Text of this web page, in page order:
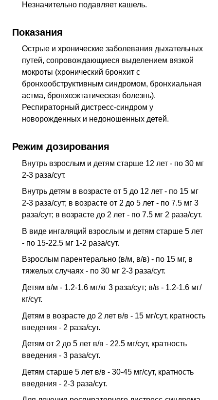
Незначительно подавляет кашель.
Показания
Острые и хронические заболевания дыхательных
путей, сопровождающиеся выделением вязкой
мокроты (хронический бронхит с
бронхообструктивным синдромом, бронхиальная
астма, бронхоэктатическая болезнь).
Респираторный дистресс-синдром у
новорожденных и недоношенных детей.
Режим дозирования
Внутрь взрослым и детям старше 12 лет - по 30 мг
2-3 раза/сут.
Внутрь детям в возрасте от 5 до 12 лет - по 15 мг
2-3 раза/сут; в возрасте от 2 до 5 лет - по 7.5 мг 3
раза/сут; в возрасте до 2 лет - по 7.5 мг 2 раза/сут.
В виде ингаляций взрослым и детям старше 5 лет
- по 15-22.5 мг 1-2 раза/сут.
Взрослым парентерально (в/м, в/в) - по 15 мг, в
тяжелых случаях - по 30 мг 2-3 раза/сут.
Детям в/м - 1.2-1.6 мг/кг 3 раза/сут; в/в - 1.2-1.6 мг/
кг/сут.
Детям в возрасте до 2 лет в/в - 15 мг/сут, кратность
введения - 2 раза/сут.
Детям от 2 до 5 лет в/в - 22.5 мг/сут, кратность
введения - 3 раза/сут.
Детям старше 5 лет в/в - 30-45 мг/сут, кратность
введения - 2-3 раза/сут.